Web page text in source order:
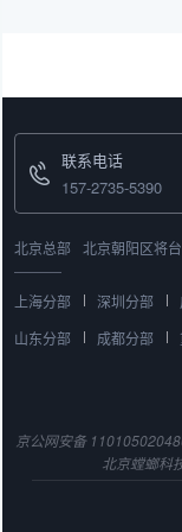
联系电话
157-2735-5390
北京总部 北京朝阳区将
上海分部 深圳分部
山东分部
成都分部
京公网安备
北京螳螂科